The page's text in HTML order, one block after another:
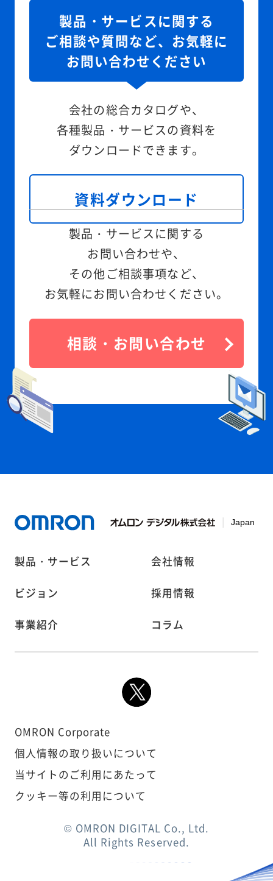
製品・サービスに関する
ご相談や質問など、お気軽に
お問い合わせください
会社の総合カタログや、
各種製品・サービスの資料を
ダウンロードできます。
資料ダウンロード
製品・サービスに関する
お問い合わせや、
その他ご相談事項など、
お気軽にお問い合わせください。
相談・お問い合わせ
製品・サービス 会社情報
事業紹介
ビジョン
コラム
採用情報
OMRON Corporate
個人情報の取り扱いについて
当サイトのご利用にあたって
クッキー等の利用について
© OMRON DIGITAL Co., Ltd.
All Rights Reserved.